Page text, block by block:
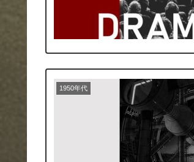
1950年代